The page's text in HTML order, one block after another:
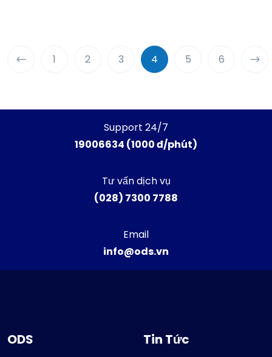
1 2 3 4 5 6
Support 24/7
19006634 (1000 đ/phút)
Tư vấn dịch vụ
(028) 7300 7788
Email
info@ods.vn
ODS Tin Tức